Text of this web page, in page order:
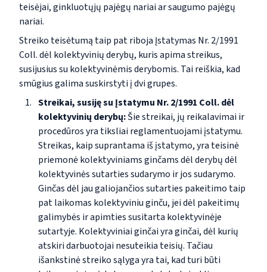
teisėjai, ginkluotųjų pajėgų nariai ar saugumo pajėgų
nariai.
Streiko teisėtumą taip pat riboja Įstatymas Nr. 2/1991
Coll. dėl kolektyvinių derybų, kuris apima streikus,
susijusius su kolektyvinėmis derybomis. Tai reiškia, kad
smūgius galima suskirstyti į dvi grupes.
Streikai, susiję su Įstatymu Nr. 2/1991 Coll. dėl
kolektyvinių derybų:Šie streikai, jų reikalavimai ir
procedūros yra tiksliai reglamentuojami įstatymu.
Streikas, kaip suprantama iš įstatymo, yra teisinė
priemonė kolektyviniams ginčams dėl derybų dėl
kolektyvinės sutarties sudarymo ir jos sudarymo.
Ginčas dėl jau galiojančios sutarties pakeitimo taip
pat laikomas kolektyviniu ginču, jei dėl pakeitimų
galimybės ir apimties susitarta kolektyvinėje
sutartyje. Kolektyviniai ginčai yra ginčai, dėl kurių
atskiri darbuotojai nesuteikia teisių. Tačiau
išankstinė streiko sąlyga yra tai, kad turi būti